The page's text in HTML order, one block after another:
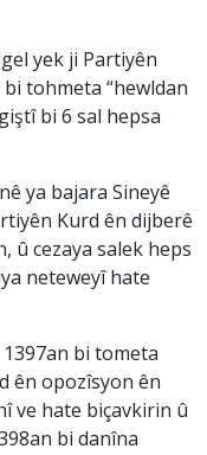
yek ji Partiyên
tohmeta “hewldan
bi 6 sal hepsa
ya bajara Sineyê
Kurd ên dijberê
û cezaya salek heps
neteweyî hate
1397an bi tometa
ên opozîsyon ên
ve hate biçavkirin û
bi danîna